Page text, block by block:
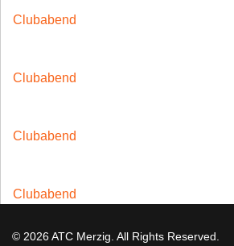
Clubabend
Clubabend
Clubabend
Clubabend
© 2026 ATC Merzig. All Rights Reserved.